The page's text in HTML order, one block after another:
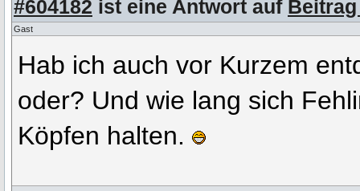
#604182 ist eine Antwort auf Beitrag
Gast
Hab ich auch vor Kurzem
oder? Und wie lang sich
Köpfen halten.